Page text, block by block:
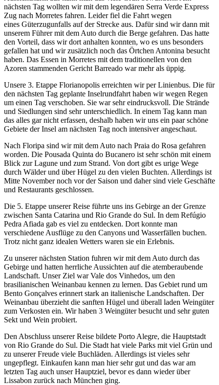
nächsten Tag wollten wir mit dem legendären Serra Verde Express
Zug nach Morretes fahren. Leider fiel die Fahrt wegen
eines Güterzugunfalls auf der Strecke aus. Dafür sind wir dann mit
unserem Führer mit dem Auto durch die Berge gefahren. Das hatte
den Vorteil, dass wir dort anhalten konnten, wo es uns besonders
gefallen hat und wir zusätzlich noch das Örtchen Antonina besucht
haben. Das Essen in Morretes mit dem traditionellen von den
Azoren stammenden Gericht Barreado war mehr als üppig.
Unsere 3. Etappe Florianopolis erreichten wir per Linienbus. Die für
den nächsten Tag geplante Inselrundfahrt haben wir wegen Regen
um einen Tag verschoben. Sie war sehr eindrucksvoll. Die Strände
und Siedlungen sind sehr unterschiedlich. In einem Tag kann man
das alles gar nicht erfassen, deshalb haben wir uns ein paar schöne
Gebiete der Insel am nächsten Tag noch intensiver angeschaut.
Nach Floripa sind wir mit dem Auto nach Praia do Rosa gefahren
worden. Die Pousada Quinta do Bucanero ist sehr schön mit einem
Blick zur Lagune und zum Strand. Von dort gibt es urige Wege
durch Wälder und über Hügel zu den vielen Buchten. Allerdings ist
Mitte November noch vor der Saison und daher sind viele Geschäfte
und Restaurants geschlossen.
Die 5. Etappe unserer Reise führte uns ins Gebirge an der Grenze
zwischen Santa Catarina und Rio Grande do Sul. In dem Refúgio
Pedra Afiada gab es viel zu entdecken. Dort konnte man
verschiedene Ausflüge zu den Canyons und Wasserfällen buchen.
Trotz nicht ganz idealen Wetters waren sie ein Erlebnis.
Zu unserer nächsten Station fuhren wir mit dem Auto durch das
Gebirge und hatten herrliche Aussichten auf die atemberaubende
Landschaft. Unser Ziel war Vale dos Vinhedos, um den
brasilianischen Weinanbau kennen zu lernen. Das Gebiet rund um
Bento Gonçalves erinnert stark an italienische Landschaften. Der
Weinanbau überzieht die sanften Hügel und überall laden Weingüter
zum Verkosten ein. Wir haben 3 Weingüter besucht und sehr guten
Sekt und Wein probiert.
Den Abschluss unserer Reise bildete Porto Alegre, die Hauptstadt
von Rio Grande do Sul. Die Stadt hat viele Parks mit viel Grün und
zu unserer Freude viele Buchläden. Allerdings ist vieles sehr
ungepflegt. Einkaufen kann man hier sehr gut und das war am
letzten Tag auch unser Hauptziel, bevor es dann wieder über
Lissabon zurück nach München ging.